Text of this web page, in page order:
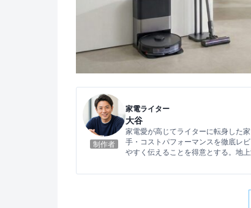
制作者
家電ライター
大谷
家電愛が高じてライターに転身した
手・コストパフォーマンスを徹底レ
やすく伝えることを得意とする。地